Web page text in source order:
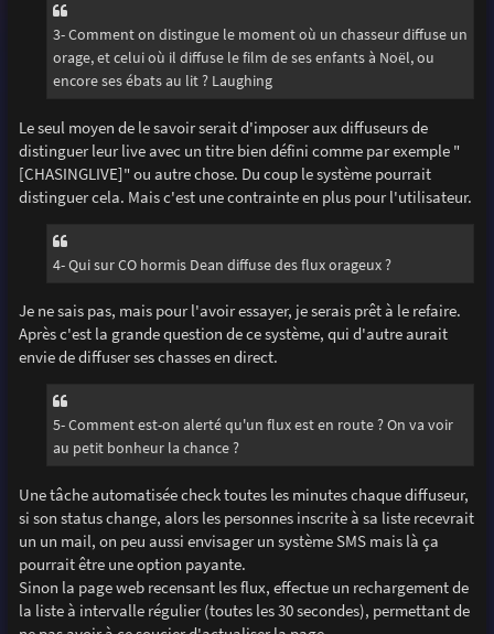
3- Comment on distingue le moment où un chasseur diffuse un
orage, et celui où il diffuse le film de ses enfants à Noël, ou
encore ses ébats au lit ? Laughing
Le seul moyen de le savoir serait d'imposer aux diffuseurs de
distinguer leur live avec un titre bien défini comme par exemple "
[CHASINGLIVE]" ou autre chose. Du coup le système pourrait
distinguer cela. Mais c'est une contrainte en plus pour l'utilisateur.
4- Qui sur CO hormis Dean diffuse des flux orageux ?
Je ne sais pas, mais pour l'avoir essayer, je serais prêt à le refaire.
Après c'est la grande question de ce système, qui d'autre aurait
envie de diffuser ses chasses en direct.
5- Comment est-on alerté qu'un flux est en route ? On va voir
au petit bonheur la chance ?
Une tâche automatisée check toutes les minutes chaque diffuseur,
si son status change, alors les personnes inscrite à sa liste recevrait
un un mail, on peu aussi envisager un système SMS mais là ça
pourrait être une option payante.
Sinon la page web recensant les flux, effectue un rechargement de
la liste à intervalle régulier (toutes les 30 secondes), permettant de